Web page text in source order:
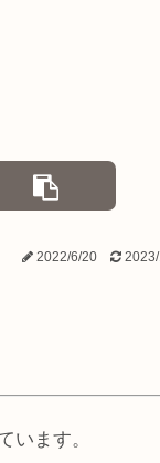
2022/6/20
います。